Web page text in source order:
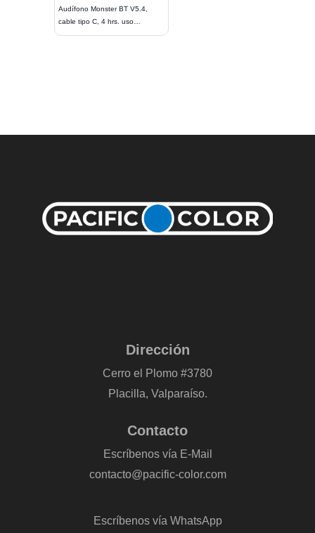
Audífono Monster BT V5.4,
cable tipo C, 4 hrs. uso
continuo,
Dirección
Cerro el Plomo #3780
Placilla, Valparaíso.
Contacto
Escríbenos vía E-Mail
contacto@pacific-color.com
Escríbenos vía WhatsApp